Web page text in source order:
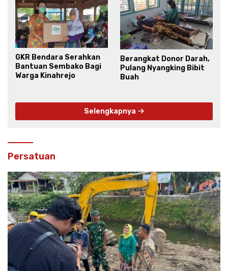
GKR Bendara Serahkan
Bantuan Sembako Bagi
Warga Kinahrejo
Berangkat Donor Darah,
Pulang Nyangking Bibit
Buah
Selengkapnya
Persatuan